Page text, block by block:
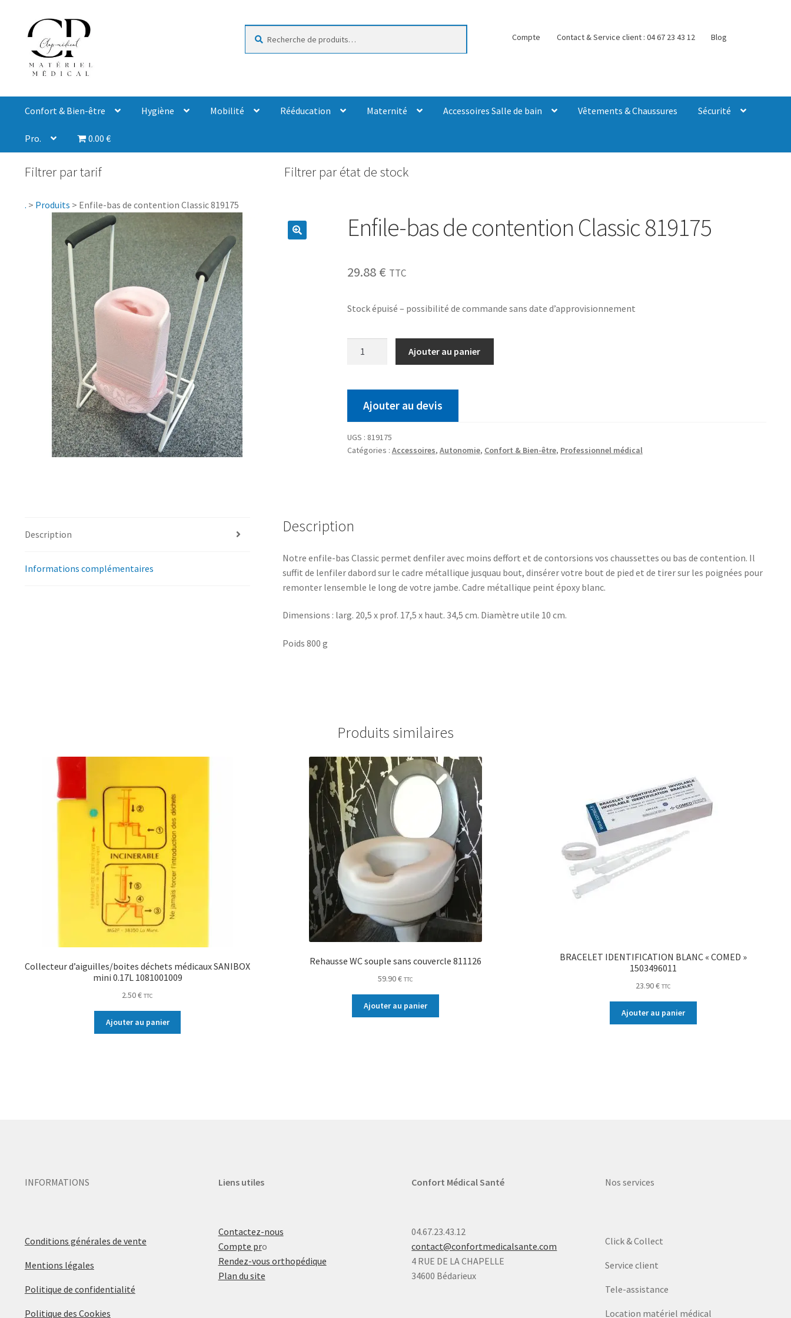
Compte Contact & Service client : 04 67 23 43 12 Blog
Confort & Bien-être Hygiène Mobilité Rééducation Maternité Accessoires Salle de bain Vêtements & Chaussures Sécurité
Pro. 0.00 €
Filtrer par tarif Filtrer par état de stock
. > Produits > Enfile-bas de contention Classic 819175
Enfile-bas de contention Classic 819175
29.88 € TTC
Stock épuisé – possibilité de commande sans date d’approvisionnement
Ajouter au panier
Ajouter au devis
UGS : 819175
Catégories : Accessoires, Autonomie, Confort & Bien-être, Professionnel médical
Description
Informations complémentaires
Description
Notre enfile-bas Classic permet denfiler avec moins deffort et de contorsions vos chaussettes ou bas de contention. Il
suffit de lenfiler dabord sur le cadre métallique jusquau bout, dinsérer votre bout de pied et de tirer sur les poignées pour
remonter lensemble le long de votre jambe. Cadre métallique peint époxy blanc.
Dimensions : larg. 20,5 x prof. 17,5 x haut. 34,5 cm. Diamètre utile 10 cm.
Poids 800 g
Produits similaires
Collecteur d’aiguilles/boites déchets médicaux SANIBOX
mini 0.17L 1081001009
2.50€ TTC
Ajouter au panier
Rehausse WC souple sans couvercle 811126
59.90€ TTC
Ajouter au panier
BRACELET IDENTIFICATION BLANC « COMED »
1503496011
23.90€ TTC
Ajouter au panier
INFORMATIONS
Conditions générales de vente
Mentions légales
Politique de confidentialité
Politique des Cookies
Liens utiles
Contactez-nous
Compte pro
Rendez-vous orthopédique
Plan du site
Confort Médical Santé
04.67.23.43.12
contact@confortmedicalsante.com
4 RUE DE LA CHAPELLE
34600 Bédarieux
Nos services
Click & Collect
Service client
Tele-assistance
Location matériel médical